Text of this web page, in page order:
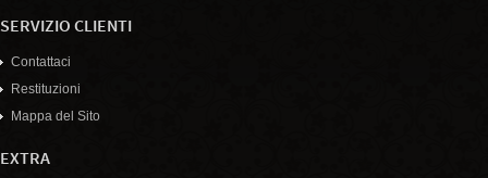
SERVIZIO CLIENTI
Contattaci
Restituzioni
Mappa del Sito
EXTRA